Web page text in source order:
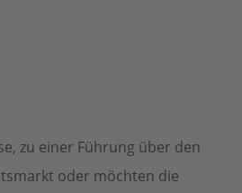
zu einer Führung über den
oder möchten die